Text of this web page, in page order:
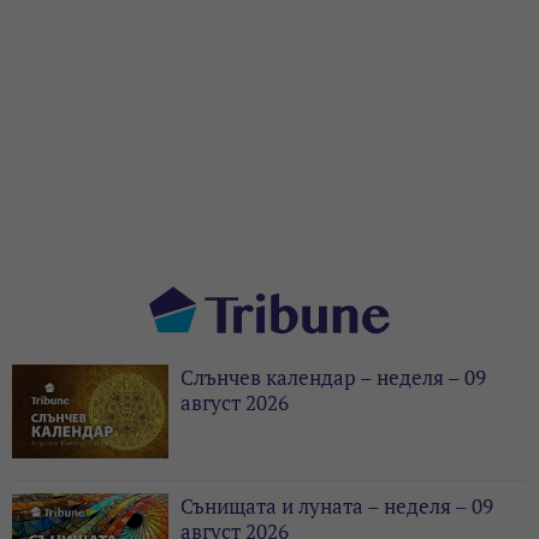
Слънчев календар – неделя – 09
август 2026
Сънищата и луната – неделя – 09
август 2026